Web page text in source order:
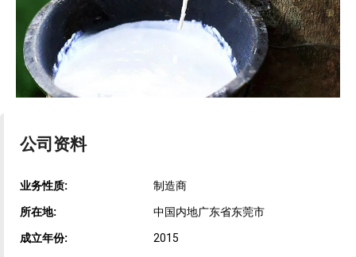
公司资料
业务性质: 制造商
所在地: 中国内地广东省东莞市
成立年份: 2015